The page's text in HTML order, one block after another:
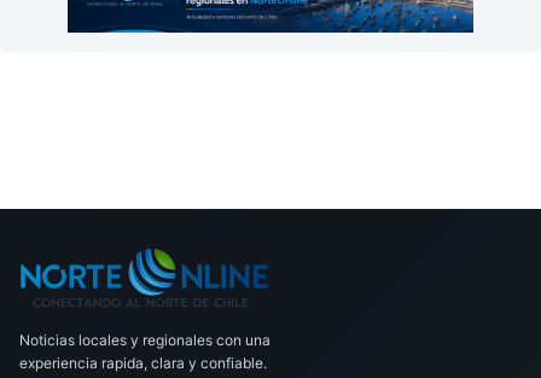
Noticias locales y regionales con una
experiencia rapida, clara y confiable.